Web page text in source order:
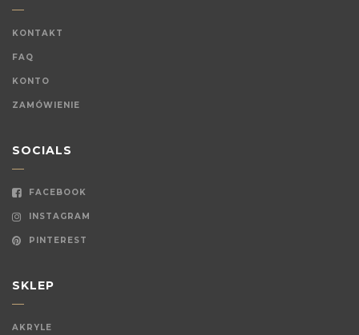
KONTAKT
FAQ
KONTO
ZAMÓWIENIE
SOCIALS
FACEBOOK
INSTAGRAM
PINTEREST
SKLEP
AKRYLE